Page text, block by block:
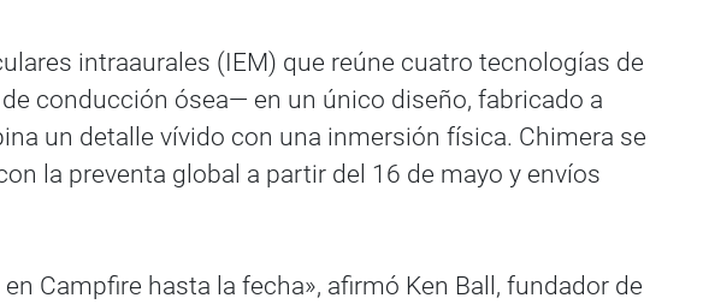
intraaurales (IEM) que reúne cuatro tecnologías de
conducción ósea— en un único diseño, fabricado a
un detalle vívido con una inmersión física. Chimera se
la preventa global a partir del 16 de mayo y envíos
Campfire hasta la fecha», afirmó Ken Ball, fundador de